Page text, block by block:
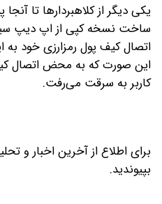
یکی دیگر از کلاهبردارها تا
ساخت نسخه کپی از اپ دیپ سیک
اتصال کیف‌ پول رمزارزی خود
این صورت که به‌ محض اتصال
کاربر به سرقت می‌رفت.
برای اطلاع از آخرین اخبار و
بپیوندید.